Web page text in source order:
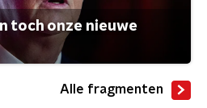
toch onze nieuwe
Alle fragmenten